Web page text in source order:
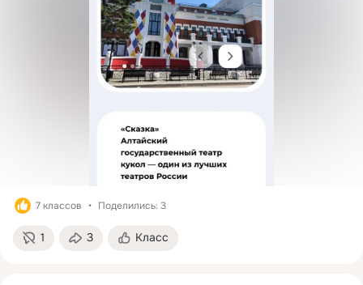
7 классов Поделились: 3
1 3 Класс